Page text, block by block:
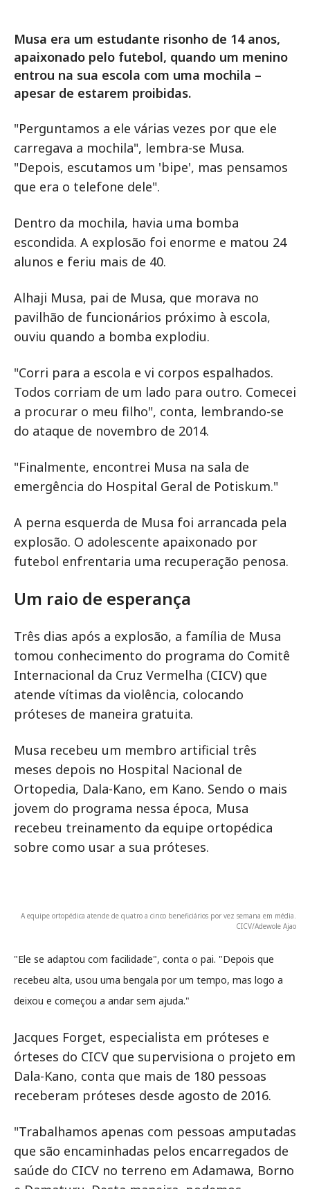
Musa era um estudante risonho de 14 anos,
apaixonado pelo futebol, quando um menino
entrou na sua escola com uma mochila –
apesar de estarem proibidas.
"Perguntamos a ele várias vezes por que ele
carregava a mochila", lembra-se Musa.
"Depois, escutamos um 'bipe', mas pensamos
que era o telefone dele".
Dentro da mochila, havia uma bomba
escondida. A explosão foi enorme e matou 24
alunos e feriu mais de 40.
Alhaji Musa, pai de Musa, que morava no
pavilhão de funcionários próximo à escola,
ouviu quando a bomba explodiu.
"Corri para a escola e vi corpos espalhados.
Todos corriam de um lado para outro. Comecei
a procurar o meu filho", conta, lembrando-se
do ataque de novembro de 2014.
"Finalmente, encontrei Musa na sala de
emergência do Hospital Geral de Potiskum."
A perna esquerda de Musa foi arrancada pela
explosão. O adolescente apaixonado por
futebol enfrentaria uma recuperação penosa.
Um raio de esperança
Três dias após a explosão, a família de Musa
tomou conhecimento do programa do Comitê
Internacional da Cruz Vermelha (CICV) que
atende vítimas da violência, colocando
próteses de maneira gratuita.
Musa recebeu um membro artificial três
meses depois no Hospital Nacional de
Ortopedia, Dala-Kano, em Kano. Sendo o mais
jovem do programa nessa época, Musa
recebeu treinamento da equipe ortopédica
sobre como usar a sua próteses.
A equipe ortopédica atende de quatro a cinco beneficiários por vez semana em média.
CICV/Adewole Ajao
"Ele se adaptou com facilidade", conta o pai. "Depois que
recebeu alta, usou uma bengala por um tempo, mas logo a
deixou e começou a andar sem ajuda."
Jacques Forget, especialista em próteses e
órteses do CICV que supervisiona o projeto em
Dala-Kano, conta que mais de 180 pessoas
receberam próteses desde agosto de 2016.
"Trabalhamos apenas com pessoas amputadas
que são encaminhadas pelos encarregados de
saúde do CICV no terreno em Adamawa, Borno